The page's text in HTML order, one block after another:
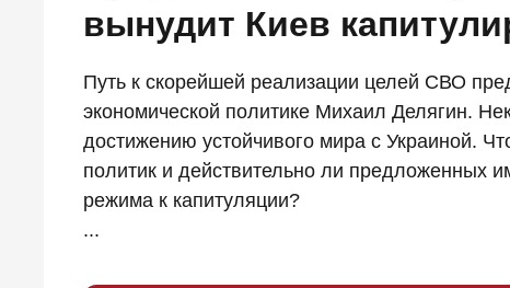
вынудит Киев
Путь к скорейшей реализации целей СВО
экономической политике Михаил Делягин.
достижению устойчивого мира с Украиной.
политик и действительно ли предложенных
режима к капитуляции?
...